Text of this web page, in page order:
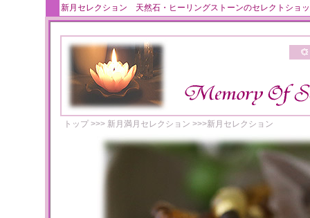
新月セレクション 天然石・ヒーリングストーンのセレクトショ
トップ>>> 新月満月セレクション >>>新月セレクション